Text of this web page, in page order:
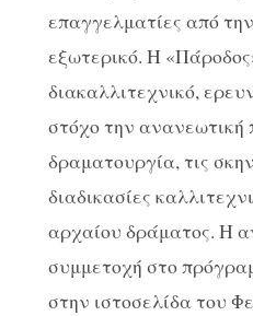
επαγγελματίες από
εξωτερικό. Η
διακαλλιτεχνικό,
στόχο την ανανεωτική
δραματουργία, τις
διαδικασίες
αρχαίου δράματος. Η
συμμετοχή στο
στην ιστοσελίδα του